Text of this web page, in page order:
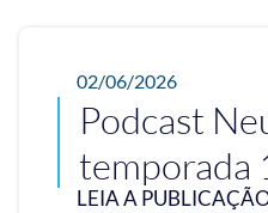
02/06/2026
Podcast
temporada
LEIA A